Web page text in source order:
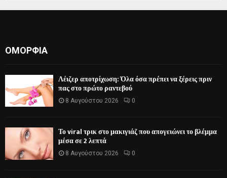
ΟΜΟΡΦΙΆ
Λέιζερ αποτρίχωση: Όλα όσα πρέπει να ξέρεις πριν
πας στο πρώτο ραντεβού
8 Αυγούστου 2026 0
Το viral τρικ στο μακιγιάζ που απογειώνει το βλέμμα
μέσα σε 2 λεπτά
8 Αυγούστου 2026 0